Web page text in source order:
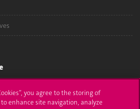
you agree to the storing of
enhance site navigation, analyze